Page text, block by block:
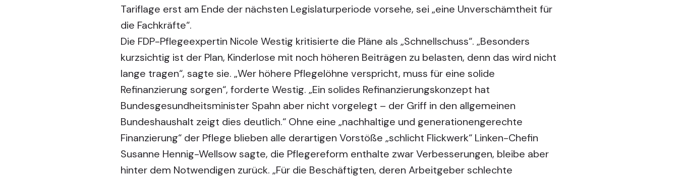
Tariflage erst am Ende der nächsten Legislaturperiode vorsehe, sei „eine Unverschämtheit für
die Fachkräfte“.
Die FDP-Pflegeexpertin Nicole Westig kritisierte die Pläne als „Schnellschuss“. „Besonders
kurzsichtig ist der Plan, Kinderlose mit noch höheren Beiträgen zu belasten, denn das wird nicht
lange tragen“, sagte sie. „Wer höhere Pflegelöhne verspricht, muss für eine solide
Refinanzierung sorgen“, forderte Westig. „Ein solides Refinanzierungskonzept hat
Bundesgesundheitsminister Spahn aber nicht vorgelegt – der Griff in den allgemeinen
Bundeshaushalt zeigt dies deutlich.“ Ohne eine „nachhaltige und generationengerechte
Finanzierung“ der Pflege blieben alle derartigen Vorstöße „schlicht Flickwerk“ Linken-Chefin
Susanne Hennig-Wellsow sagte, die Pflegereform enthalte zwar Verbesserungen, bleibe aber
hinter dem Notwendigen zurück. „Für die Beschäftigten, deren Arbeitgeber schlechte